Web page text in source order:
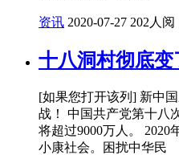
资讯 2020-07-27 202人阅
十八洞村彻底变
[如果您打开该列] 新中
战！ 中国共产党第十八
将超过9000万人。 2020
小康社会。困扰中华民